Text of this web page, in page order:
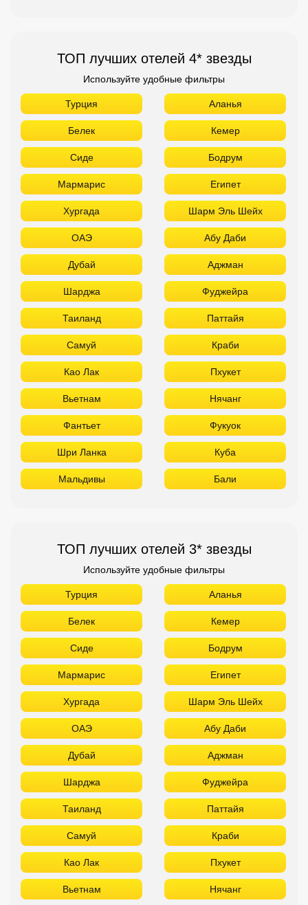
ТОП лучших отелей 4* звезды
Используйте удобные фильтры
Турция Аланья
Белек Кемер
Сиде Бодрум
Мармарис Египет
Хургада Шарм Эль Шейх
ОАЭ Абу Даби
Дубай Аджман
Шарджа Фуджейра
Таиланд Паттайя
Самуй Краби
Као Лак Пхукет
Вьетнам Нячанг
Фантьет Фукуок
Шри Ланка Куба
Мальдивы Бали
ТОП лучших отелей 3* звезды
Используйте удобные фильтры
Турция Аланья
Белек Кемер
Сиде Бодрум
Мармарис Египет
Хургада Шарм Эль Шейх
ОАЭ Абу Даби
Дубай Аджман
Шарджа Фуджейра
Таиланд Паттайя
Самуй Краби
Као Лак Пхукет
Вьетнам Нячанг